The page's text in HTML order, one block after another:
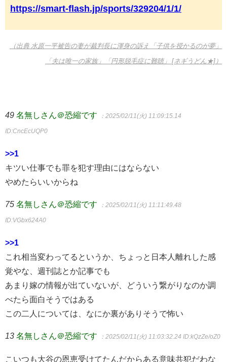
https://smart-flash.jp/sports/329204/1/1/
（出典 水原一平被告の妻が裁判長に渾身の訴え「子供を授かるのが夢」
「夫は唯一の家族」「円形脱毛症に難聴」 [ネギうどん★]）
49 名無しさん＠恐縮です ：2025/02/11(火) 11:09:15.14
ID:CncEcUQP0
>>1
キツい仕事でも罪を犯す理由にはならない
やめたらいいからね
75 名無しさん＠恐縮です ：2025/02/11(火) 11:11:49.48
ID:VGbx624A0
>>1
これ相当変わってるというか、ちょっと日本人離れした感
覚やな、週刊誌とか記事でも
あまり嫁の情報が出ていないが、どういう繋がりなのか調
べたら面白そうではある
この二人については、なにか裏がありそうで怖い
13 名無しさん＠恐縮です ：2025/02/11(火) 11:03:32.24 ID:kQzZe/oZ0
こいつも大谷の恩恵受けてたんだからある意味共犯だわな